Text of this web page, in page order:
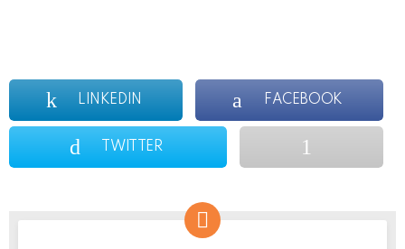
LINKEDIN FACEBOOK
TWITTER